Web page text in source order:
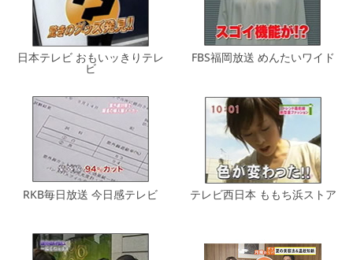
日本テレビ おもいッきりテレ
ビ
FBS福岡放送 めんたいワイド
RKB毎日放送 今日感テレビ テレビ西日本 ももち浜ストア